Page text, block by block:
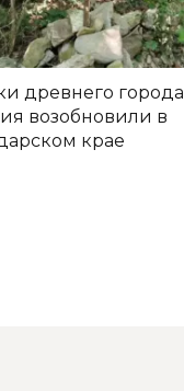
древнего города
возобновили в
крае